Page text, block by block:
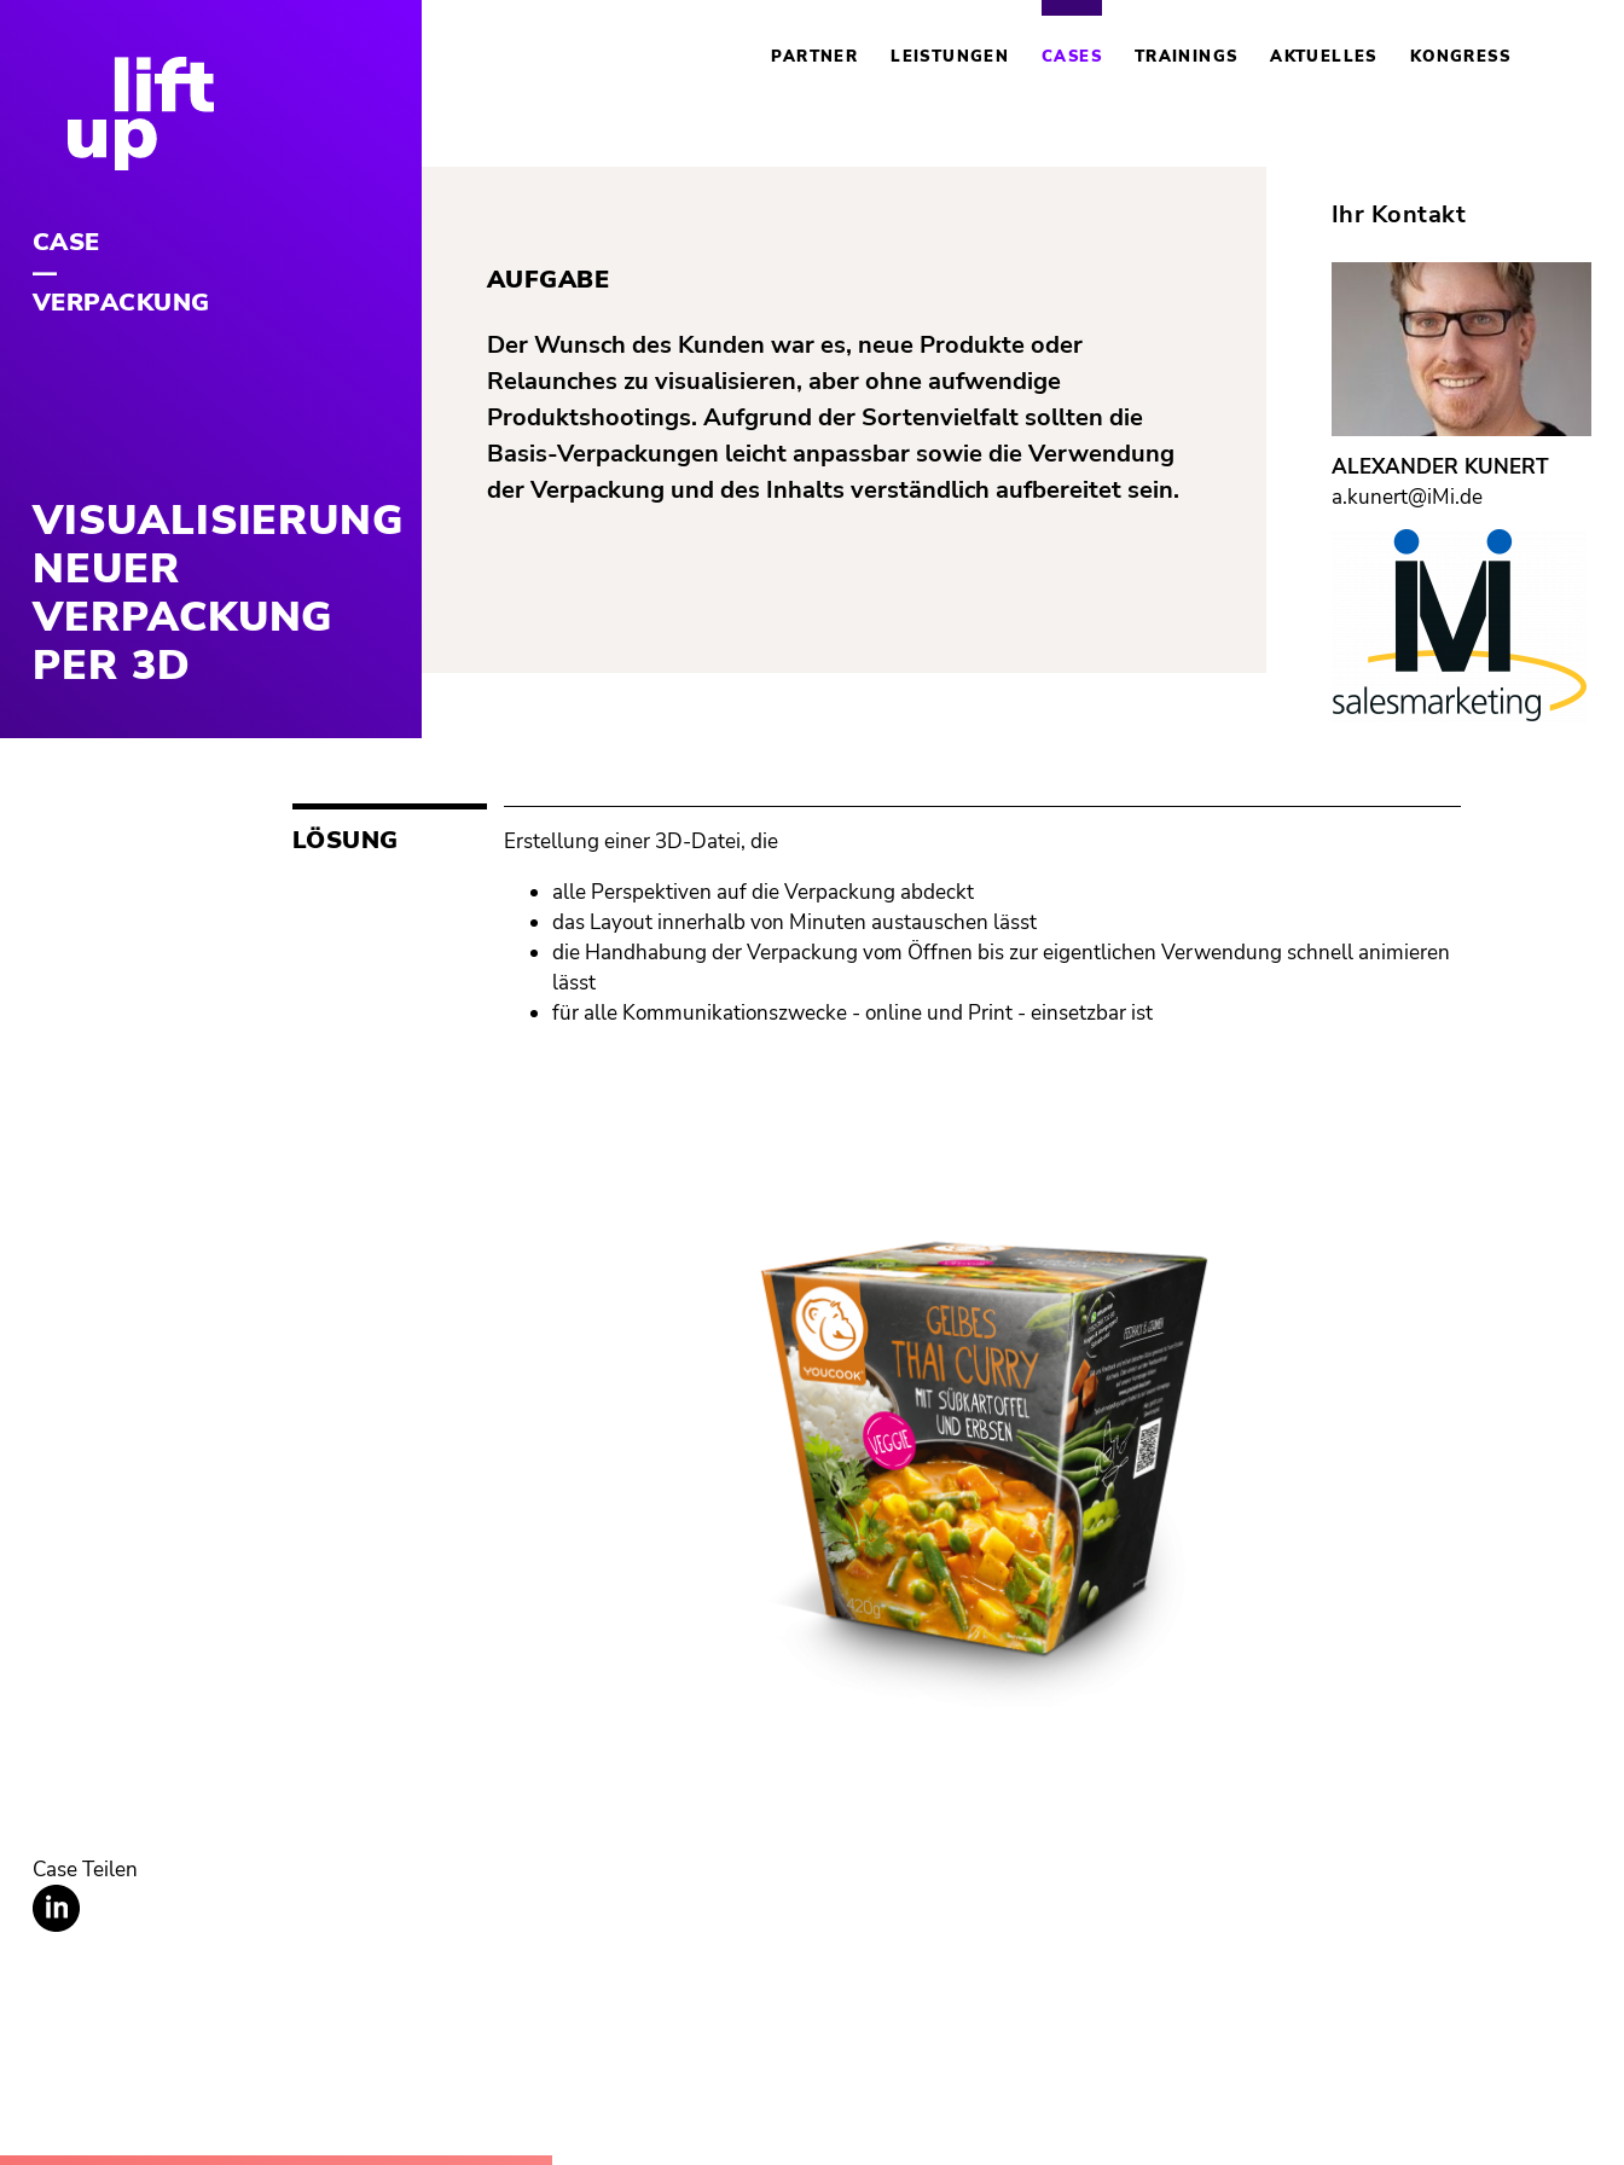
ÜBERSPRINGEN
PARTNER LEISTUNGEN CASES TRAININGS AKTUELLES KONGRESS
CASE
VERPACKUNG
VISUALISIERUNG
NEUER
VERPACKUNG
PER 3D
AUFGABE
Der Wunsch des Kunden war es, neue Produkte oder
Relaunches zu visualisieren, aber ohne aufwendige
Produktshootings. Aufgrund der Sortenvielfalt sollten die
Basis-Verpackungen leicht anpassbar sowie die Verwendung
der Verpackung und des Inhalts verständlich aufbereitet sein.
Ihr Kontakt
ALEXANDER KUNERT
a.kunert@iMi.de
LÖSUNG
Erstellung einer 3D-Datei, die
alle Perspektiven auf die Verpackung abdeckt
das Layout innerhalb von Minuten austauschen lässt
die Handhabung der Verpackung vom Öffnen bis zur eigentlichen Verwendung schnell animieren
lässt
für alle Kommunikationszwecke - online und Print - einsetzbar ist
Case Teilen